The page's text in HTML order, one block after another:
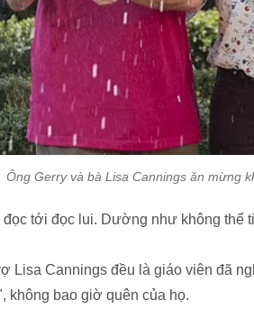
Ông Gerry và bà Lisa Cannings ăn mừng
tới đọc lui. Dường như không thể
Lisa Cannings đều là giáo viên đã
không bao giờ quên của họ.